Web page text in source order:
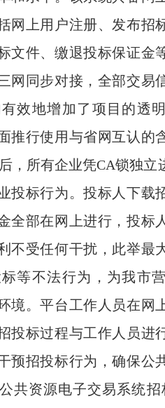
网上用户注册、发布招
文件、缴退投标保证金
网同步对接，全部交易
效地增加了项目的透
推行使用与省网互认的
，所有企业凭CA锁独立
投标行为。投标人下载
全部在网上进行，投标
不受任何干扰，此举最
等不法行为，为我市
境。平台工作人员在网
投标过程与工作人员进
预招投标行为，确保公
共资源电子交易系统招